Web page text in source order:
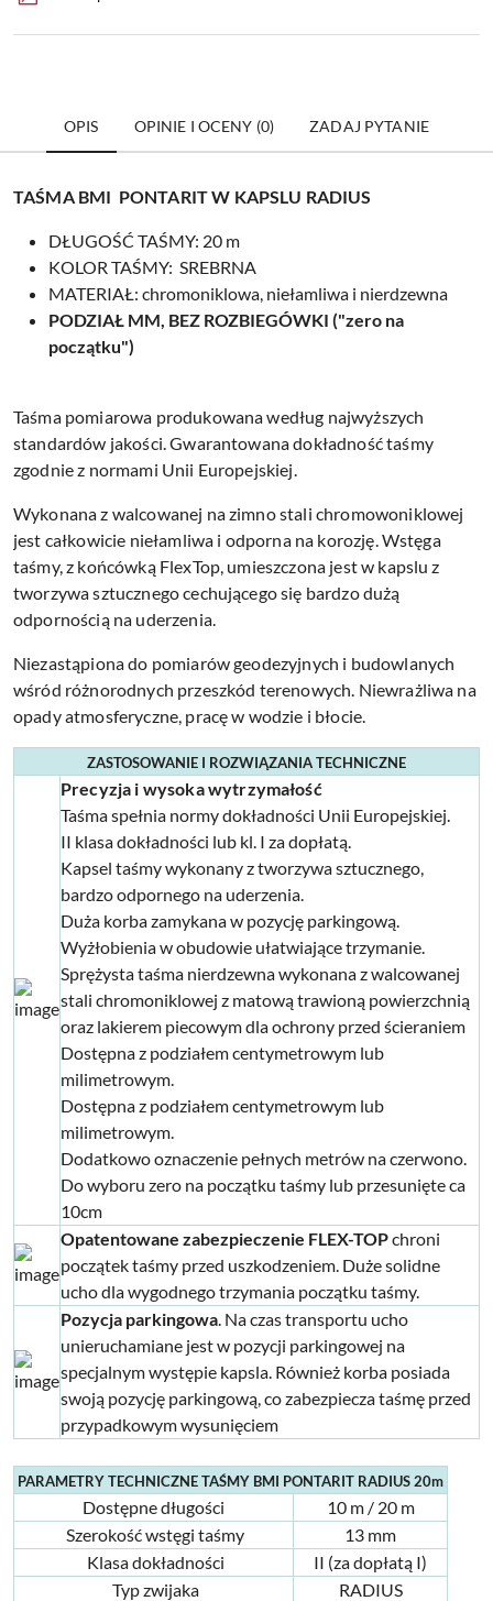
OPIS OPINIE I OCENY (0) ZADAJ PYTANIE
TAŚMA BMI PONTARIT W KAPSLU RADIUS
DŁUGOŚĆ TAŚMY: 20 m
KOLOR TAŚMY: SREBRNA
MATERIAŁ: chromoniklowa, niełamliwa i nierdzewna
PODZIAŁ MM, BEZ ROZBIEGÓWKI ("zero na
początku")
Taśma pomiarowa produkowana według najwyższych
standardów jakości. Gwarantowana dokładność taśmy
zgodnie z normami Unii Europejskiej.
Wykonana z walcowanej na zimno stali chromowoniklowej
jest całkowicie niełamliwa i odporna na korozję. Wstęga
taśmy, z końcówką FlexTop, umieszczona jest w kapslu z
tworzywa sztucznego cechującego się bardzo dużą
odpornością na uderzenia.
Niezastąpiona do pomiarów geodezyjnych i budowlanych
wśród różnorodnych przeszkód terenowych. Niewrażliwa na
opady atmosferyczne, pracę w wodzie i błocie.
ZASTOSOWANIE I ROZWIĄZANIA TECHNICZNE
Precyzja i wysoka wytrzymałość
Taśma spełnia normy dokładności Unii Europejskiej.
II klasa dokładności lub kl. I za dopłatą.
Kapsel taśmy wykonany z tworzywa sztucznego,
bardzo odpornego na uderzenia.
Duża korba zamykana w pozycję parkingową.
Wyżłobienia w obudowie ułatwiające trzymanie.
Sprężysta taśma nierdzewna wykonana z walcowanej
stali chromoniklowej z matową trawioną powierzchnią
oraz lakierem piecowym dla ochrony przed ścieraniem
Dostępna z podziałem centymetrowym lub
milimetrowym.
Dostępna z podziałem centymetrowym lub
milimetrowym.
Dodatkowo oznaczenie pełnych metrów na czerwono.
Do wyboru zero na początku taśmy lub przesunięte ca
10cm
Opatentowane zabezpieczenie FLEX-TOPchroni
początek taśmy przed uszkodzeniem. Duże solidne
ucho dla wygodnego trzymania początku taśmy.
Pozycja parkingowa . Na czas transportu ucho
unieruchamiane jest w pozycji parkingowej na
specjalnym występie kapsla. Również korba posiada
swoją pozycję parkingową, co zabezpiecza taśmę przed
przypadkowym wysunięciem
PARAMETRY TECHNICZNE TAŚMY BMI PONTARIT RADIUS 20m
Dostępne długości
10 m / 20 m
Szerokość wstęgi taśmy
13 mm
Klasa dokładności
II (za dopłatą I)
Typ zwijaka
RADIUS